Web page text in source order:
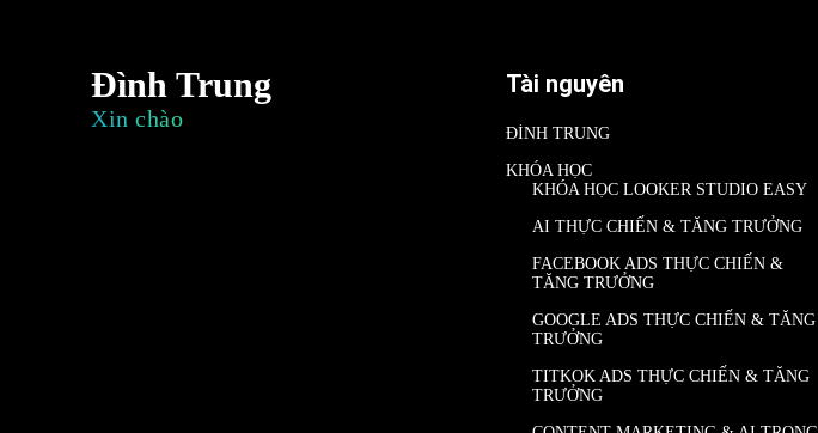
Đình Trung
Xin chào
Tài nguyên
ĐÌNH TRUNG
KHÓA HỌC
KHÓA HỌC LOOKER STUDIO EASY
AI THỰC CHIẾN & TĂNG TRƯỞNG
FACEBOOK ADS THỰC CHIẾN &
TĂNG TRƯỞNG
GOOGLE ADS THỰC CHIẾN & TĂNG
TRƯỞNG
TITKOK ADS THỰC CHIẾN & TĂNG
TRƯỞNG